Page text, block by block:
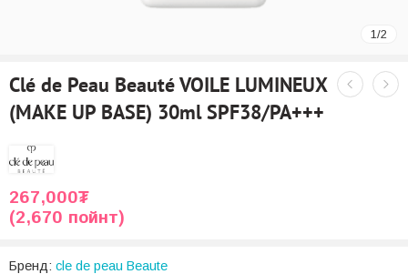
1/2
Clé de Peau Beauté VOILE LUMINEUX
(MAKE UP BASE) 30ml SPF38/PA+++
267,000₮
(2,670 пойнт)
Бренд: cle de peau Beaute